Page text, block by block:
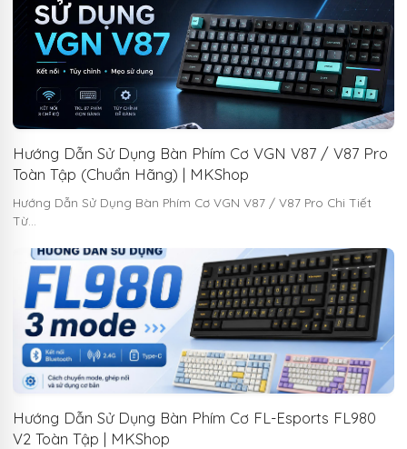
Hướng Dẫn Sử Dụng Bàn Phím Cơ VGN V87 / V87 Pro
Toàn Tập (Chuẩn Hãng) | MKShop
Hướng Dẫn Sử Dụng Bàn Phím Cơ VGN V87 / V87 Pro Chi Tiết
Từ…
Hướng Dẫn Sử Dụng Bàn Phím Cơ FL-Esports FL980
V2 Toàn Tập | MKShop